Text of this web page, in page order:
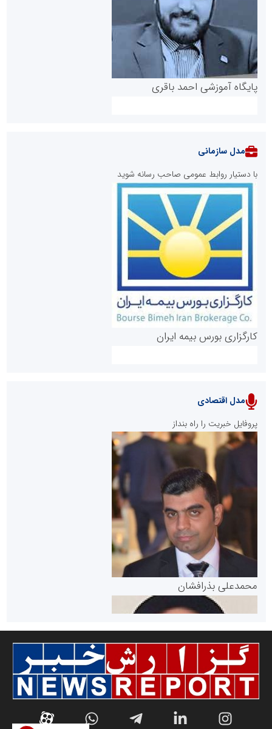
پایگاه آموزشی احمد باقری
روابط عمومی خبرگزاری گزارش خبر
پایگاه خبری نهضت ملی مسکن
پایگاه خبری گفتمان یزد
مدل سازمانی
با دستیار روابط عمومی صاحب رسانه شوید
کارگزاری بورس بیمه ایران
سازمان بورس و اوراق بهادار
مرجع اخبار موثق در بازارسرمایه
سازمان صنعت،معدن و تجارت
مدل اقتصادی
پروفایل خبریت را راه بنداز
محمدعلی بذرافشان